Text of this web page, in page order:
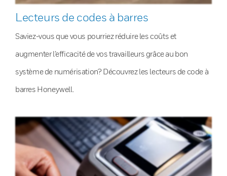
Lecteurs de codes à barres
Saviez-vous que vous pourriez réduire les coûts et
augmenter l’efficacité de vos travailleurs grâce au bon
système de numérisation? Découvrez les lecteurs de code à
barres Honeywell.